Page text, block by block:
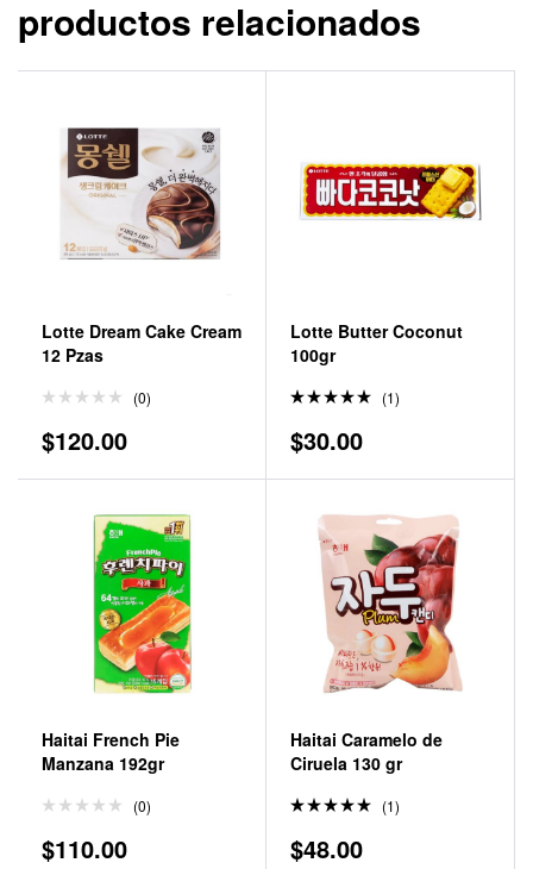
productos relacionados
Lotte Dream Cake Cream
12 Pzas
(0)
$120.00
Lotte Butter Coconut
100gr
en5.00
de 5
(1)
$30.00
Haitai French Pie
Manzana 192gr
(0)
$110.00
Haitai Caramelo de
Ciruela 130 gr
en5.00
de 5
(1)
$48.00